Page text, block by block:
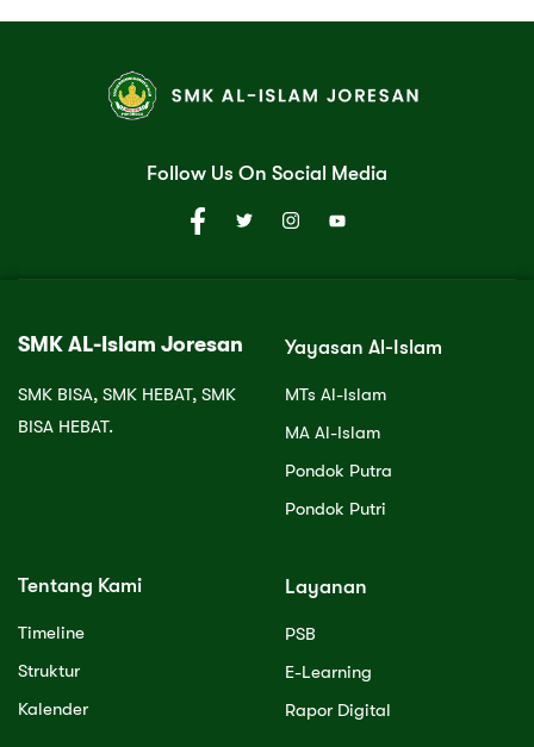
Follow Us On Social Media
SMK AL-Islam Joresan
SMK BISA, SMK HEBAT, SMK
BISA HEBAT.
Yayasan Al-Islam
MTs Al-Islam
MA Al-Islam
Pondok Putra
Pondok Putri
Tentang Kami
Timeline
Struktur
Kalender
Layanan
PSB
E-Learning
Rapor Digital